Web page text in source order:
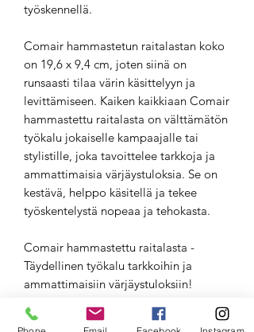
työskennellä.
Comair hammastetun raitalastan koko
on 19,6 x 9,4 cm, joten siinä on
runsaasti tilaa värin käsittelyyn ja
levittämiseen. Kaiken kaikkiaan Comair
hammastettu raitalasta on välttämätön
työkalu jokaiselle kampaajalle tai
stylistille, joka tavoittelee tarkkoja ja
ammattimaisia värjäystuloksia. Se on
kestävä, helppo käsitellä ja tekee
työskentelystä nopeaa ja tehokasta.
Comair hammastettu raitalasta -
Täydellinen työkalu tarkkoihin ja
ammattimaisiin värjäystuloksiin!
sävytetty mustaksi. Tilaa nyt ja luo